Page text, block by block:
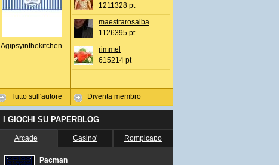
Agipsyinthekitchen
Tutto sull'autore
1211328 pt
maestrarosalba
1126395 pt
rimmel
615214 pt
Diventa membro
I GIOCHI SU PAPERBLOG
Arcade Casino' Rompicapo
Pacman